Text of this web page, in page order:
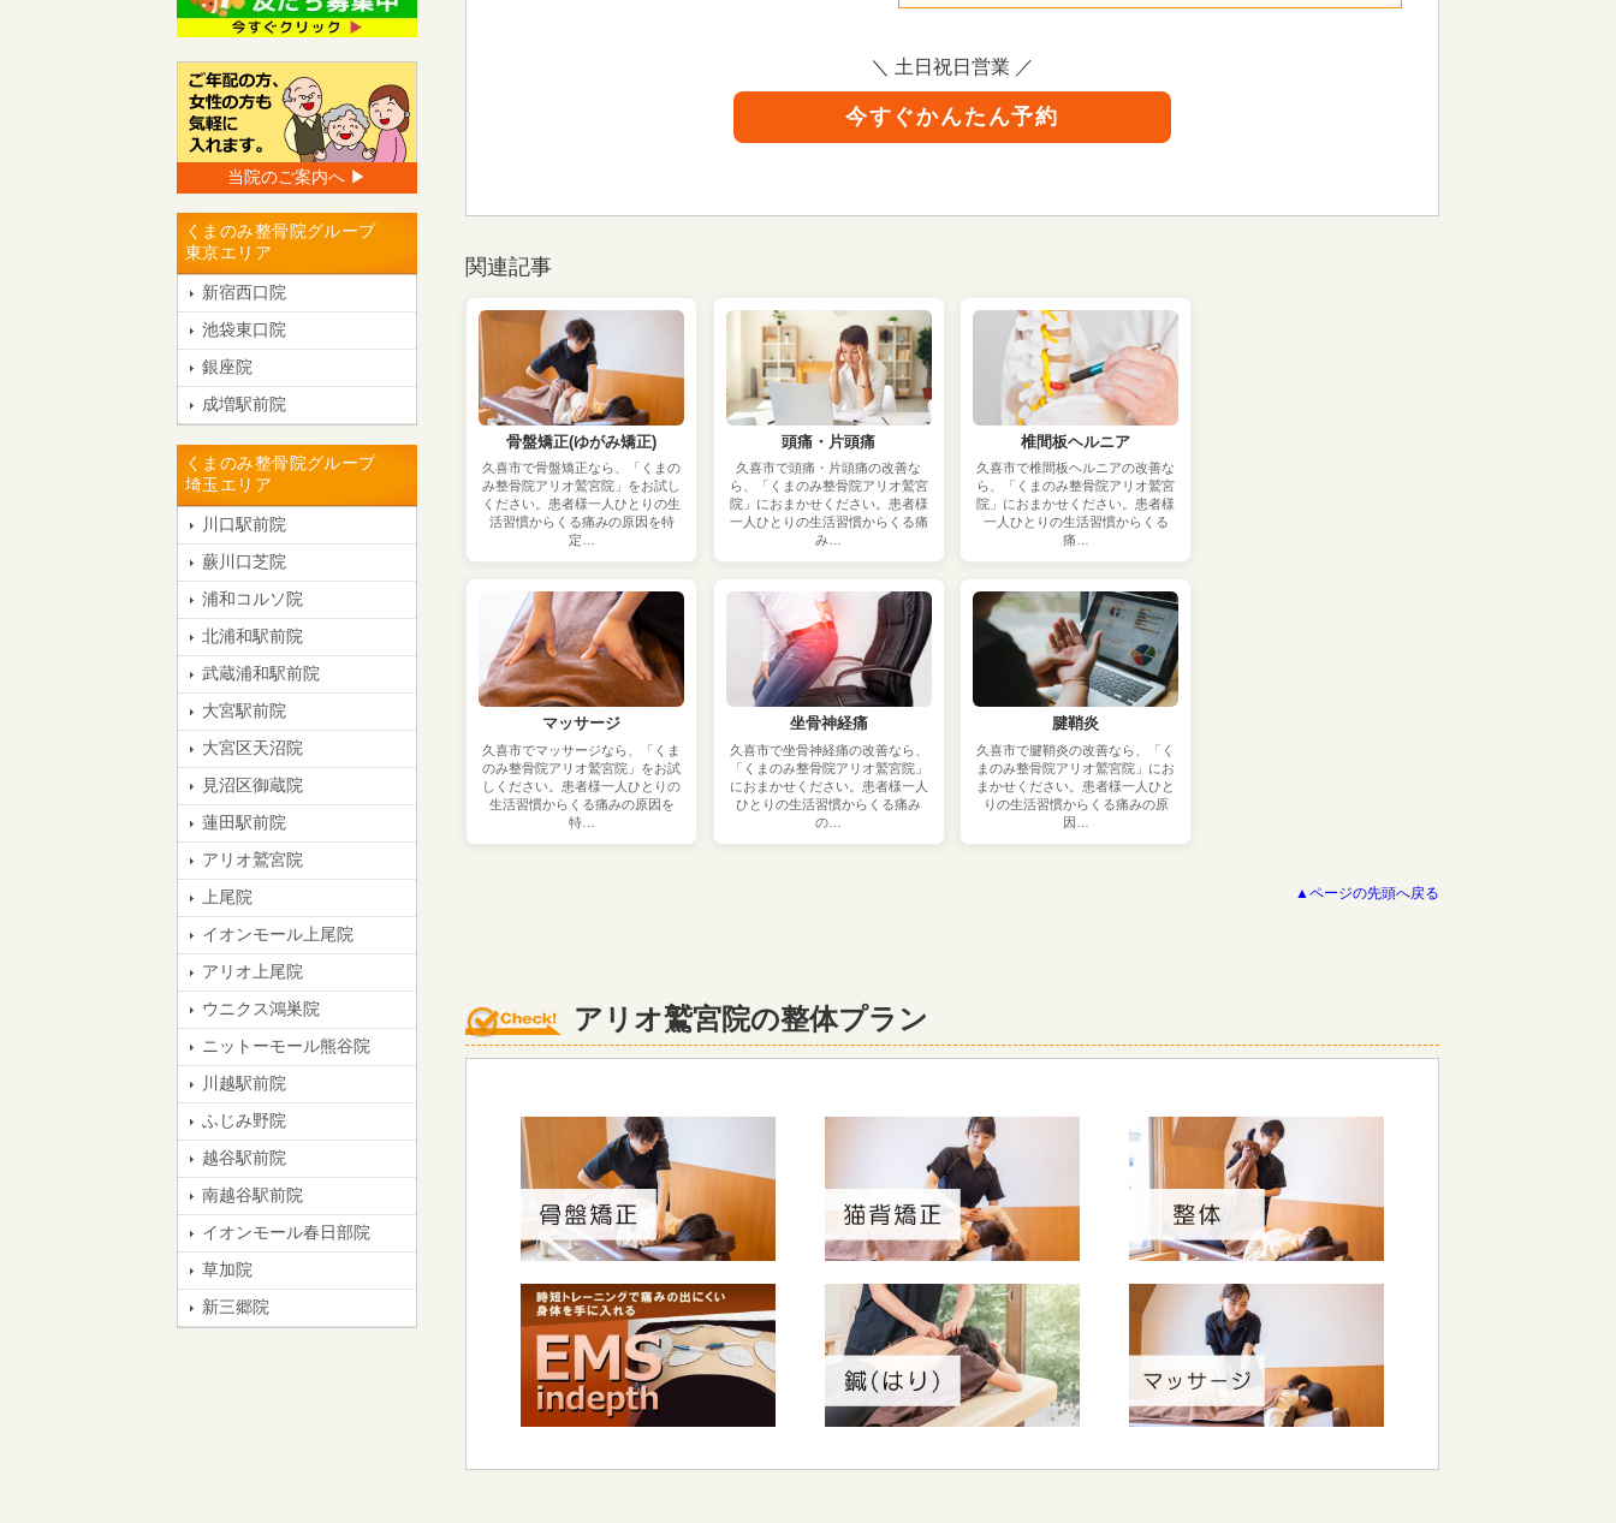
＼ 土日祝日営業 ／
今すぐかんたん予約
関連記事
骨盤矯正(ゆがみ矯正)
久喜市で骨盤矯正なら、「くまの
み整骨院アリオ鷲宮院」をお試し
ください。患者様一人ひとりの生
活習慣からくる痛みの原因を特
定…
マッサージ
久喜市でマッサージなら、「くま
のみ整骨院アリオ鷲宮院」をお試
しください。患者様一人ひとりの
生活習慣からくる痛みの原因を
特…
頭痛・片頭痛
久喜市で頭痛・片頭痛の改善な
ら、「くまのみ整骨院アリオ鷲宮
院」におまかせください。患者様
一人ひとりの生活習慣からくる痛
み…
坐骨神経痛
久喜市で坐骨神経痛の改善なら、
「くまのみ整骨院アリオ鷲宮院」
におまかせください。患者様一人
ひとりの生活習慣からくる痛み
の…
椎間板ヘルニア
久喜市で椎間板ヘルニアの改善な
ら、「くまのみ整骨院アリオ鷲宮
院」におまかせください。患者様
一人ひとりの生活習慣からくる
痛…
腱鞘炎
久喜市で腱鞘炎の改善なら、「く
まのみ整骨院アリオ鷲宮院」にお
まかせください。患者様一人ひと
りの生活習慣からくる痛みの原
因…
▲ページの先頭へ戻る
アリオ鷲宮院の整体プラン
当院のご案内へ ▶︎
くまのみ整骨院グループ
東京エリア
新宿西口院
池袋東口院
銀座院
成増駅前院
くまのみ整骨院グループ
埼玉エリア
川口駅前院
蕨川口芝院
浦和コルソ院
北浦和駅前院
武蔵浦和駅前院
大宮駅前院
大宮区天沼院
見沼区御蔵院
蓮田駅前院
アリオ鷲宮院
上尾院
イオンモール上尾院
アリオ上尾院
ウニクス鴻巣院
ニットーモール熊谷院
川越駅前院
ふじみ野院
越谷駅前院
南越谷駅前院
イオンモール春日部院
草加院
新三郷院